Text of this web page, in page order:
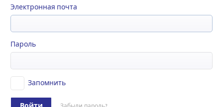
Электронная почта
Пароль
Запомнить